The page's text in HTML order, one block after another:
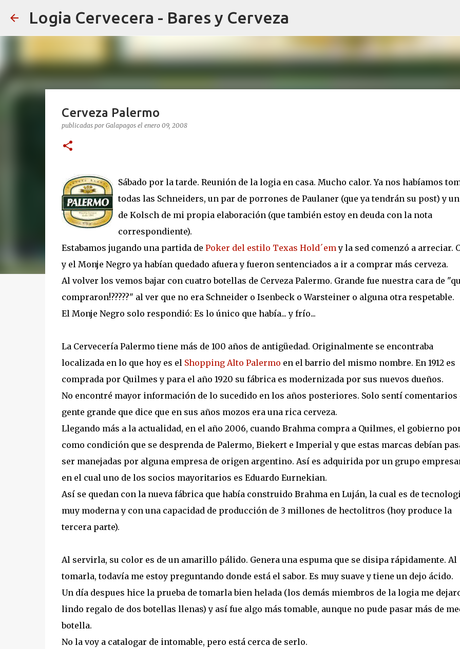
Logia Cervecera - Bares y Cerveza
Cerveza Palermo
publicadas por Galapagos el enero 09, 2008
Sábado por la tarde. Reunión de la logia en casa. Mucho calor. Ya nos habíamos
todas las Schneiders, un par de porrones de Paulaner (que ya tendrán su post) y
de Kolsch de mi propia elaboración (que también estoy en deuda con la nota
correspondiente).
Estabamos jugando una partida de Poker del estilo Texas Hold´emy la sed comenzó a arreciar.
y el Monje Negro ya habían quedado afuera y fueron sentenciados a ir a comprar más cerveza.
Al volver los vemos bajar con cuatro botellas de Cerveza Palermo. Grande fue nuestra cara de
compraron!?????" al ver que no era Schneider o Isenbeck o Warsteiner o alguna otra respetable.
El Monje Negro solo respondió: Es lo único que había... y frío...
La Cervecería Palermo tiene más de 100 años de antigüedad. Originalmente se encontraba
localizada en lo que hoy es el Shopping Alto Palermo en el barrio del mismo nombre. En 1912 es
comprada por Quilmes y para el año 1920 su fábrica es modernizada por sus nuevos dueños.
No encontré mayor información de lo sucedido en los años posteriores. Solo sentí comentarios
gente grande que dice que en sus años mozos era una rica cerveza.
Llegando más a la actualidad, en el año 2006, cuando Brahma compra a Quilmes, el gobierno
como condición que se desprenda de Palermo, Biekert e Imperial y que estas marcas debían
ser manejadas por alguna empresa de origen argentino. Así es adquirida por un grupo
en el cual uno de los socios mayoritarios es Eduardo Eurnekian.
Así se quedan con la nueva fábrica que había construido Brahma en Luján, la cual es de
muy moderna y con una capacidad de producción de 3 millones de hectolitros (hoy produce la
tercera parte).
Al servirla, su color es de un amarillo pálido. Genera una espuma que se disipa rápidamente. Al
tomarla, todavía me estoy preguntando donde está el sabor. Es muy suave y tiene un dejo ácido.
Un día despues hice la prueba de tomarla bien helada (los demás miembros de la logia me
lindo regalo de dos botellas llenas) y así fue algo más tomable, aunque no pude pasar más de
botella.
No la voy a catalogar de intomable, pero está cerca de serlo.